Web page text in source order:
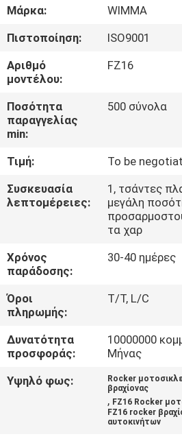
ΣΧΕΤΙΚΆ
ΜΕ
ΕΜΆΣ
ΕΠΙΣΚΕΨΉ
ΕΡΓΟΣΤΑΣΊΟΥ
ΈΛΕΓΧΟΣ
ΠΟΙΌΤΗΤΑΣ
ΖΗΤΉΣΤΕ
ΜΙΑ
ΧΆΡΤΗΣ
ΙΣΤΌΤΟΠΟΥ
Μάρκα:
WIMMA
Πιστοποίηση:
ISO9001
Αριθμό
μοντέλου:
FZ16
Ποσότητα
παραγγελίας
min:
500 σύνολα
Τιμή:
To be
Συσκευασία
λεπτομέρειες:
1, τσάντες
μεγάλη
τα χαρ
Χρόνος
παράδοσης:
30-40 ημέρες
Όροι
πληρωμής:
T/T, L/C
Δυνατότητα
προσφοράς:
10000000
Μήνας
Υψηλό φως:
Rocker
βραχίονας
, FZ16 Rocker
FZ16 rocker
αυτοκινήτων